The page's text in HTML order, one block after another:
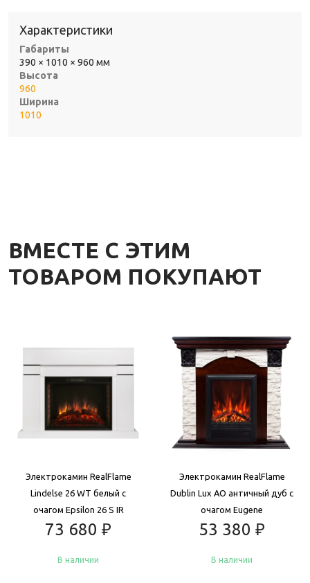
Характеристики
Габариты
390 × 1010 × 960 мм
Высота
960
Ширина
1010
ВМЕСТЕ С ЭТИМ
ТОВАРОМ ПОКУПАЮТ
Электрокамин RealFlame
Lindelse 26 WT белый с
очагом Epsilon 26 S IR
73 680 ₽
В наличии
Электрокамин RealFlame
Dublin Lux AO античный дуб с
очагом Eugene
53 380 ₽
В наличии